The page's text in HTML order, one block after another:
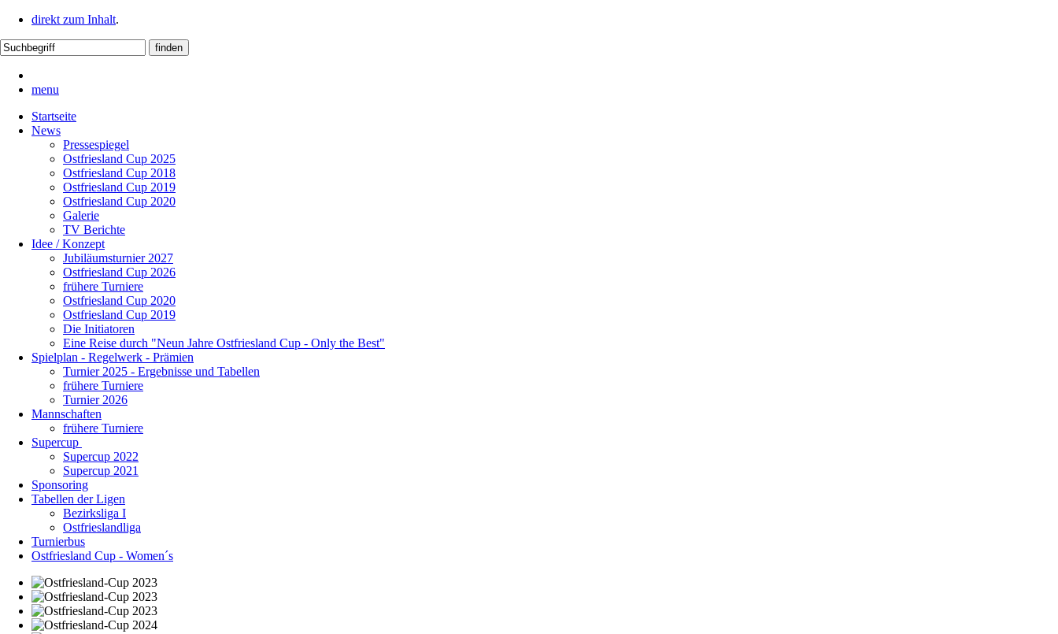
direkt zum Inhalt.
menu
Startseite
News
Pressespiegel
Ostfriesland Cup 2025
Ostfriesland Cup 2018
Ostfriesland Cup 2019
Ostfriesland Cup 2020
Galerie
TV Berichte
Idee / Konzept
Jubiläumsturnier 2027
Ostfriesland Cup 2026
frühere Turniere
Ostfriesland Cup 2020
Ostfriesland Cup 2019
Die Initiatoren
Eine Reise durch "Neun Jahre Ostfriesland Cup - Only the Best"
Spielplan - Regelwerk - Prämien
Turnier 2025 - Ergebnisse und Tabellen
frühere Turniere
Turnier 2026
Mannschaften
frühere Turniere
Supercup
Supercup 2022
Supercup 2021
Sponsoring
Tabellen der Ligen
Bezirksliga I
Ostfrieslandliga
Turnierbus
Ostfriesland Cup - Women´s